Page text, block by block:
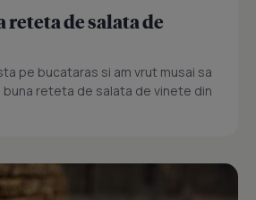
reteta de salata de
pe bucataras si am vrut musai sa
buna reteta de salata de vinete din